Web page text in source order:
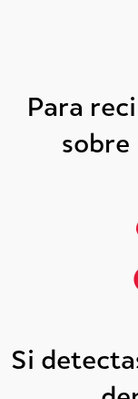
Para
sobre
Si